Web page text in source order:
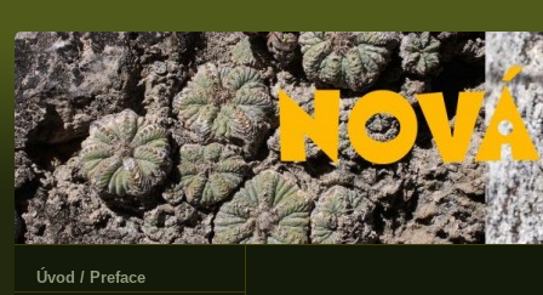
Úvod / Preface